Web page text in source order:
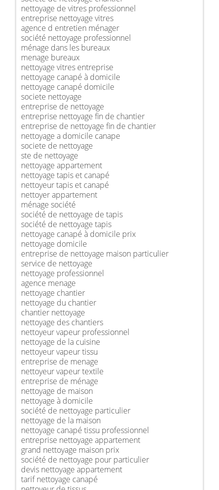
nettoyage de vitres professionnel
entreprise nettoyage vitres
agence d entretien ménager
société nettoyage professionnel
ménage dans les bureaux
menage bureaux
nettoyage vitres entreprise
nettoyage canapé à domicile
nettoyage canapé domicile
societe nettoyage
entreprise de nettoyage
entreprise nettoyage fin de chantier
entreprise de nettoyage fin de chantier
nettoyage a domicile canape
societe de nettoyage
ste de nettoyage
nettoyage appartement
nettoyage tapis et canapé
nettoyeur tapis et canapé
nettoyer appartement
ménage société
société de nettoyage de tapis
société de nettoyage tapis
nettoyage canapé à domicile prix
nettoyage domicile
entreprise de nettoyage maison particulier
service de nettoyage
nettoyage professionnel
agence menage
nettoyage chantier
nettoyage du chantier
chantier nettoyage
nettoyage des chantiers
nettoyeur vapeur professionnel
nettoyage de la cuisine
nettoyeur vapeur tissu
entreprise de menage
nettoyeur vapeur textile
entreprise de ménage
nettoyage de maison
nettoyage à domicile
société de nettoyage particulier
nettoyage de la maison
nettoyage canapé tissu professionnel
entreprise nettoyage appartement
grand nettoyage maison prix
société de nettoyage pour particulier
devis nettoyage appartement
tarif nettoyage canapé